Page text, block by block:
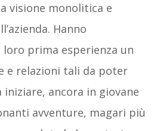
visione monolitica e
Hanno
prima esperienza un
e relazioni tali da poter
ancora in giovane
avventure, magari più